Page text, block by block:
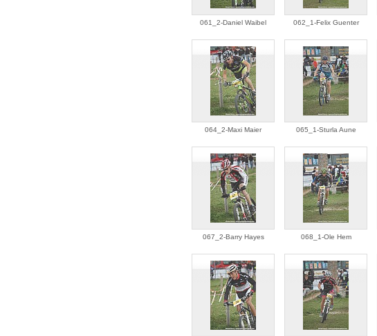
061_2-Daniel Waibel 062_1-Felix Guenter
064_2-Maxi Maier 065_1-Sturla Aune
067_2-Barry Hayes 068_1-Ole Hem